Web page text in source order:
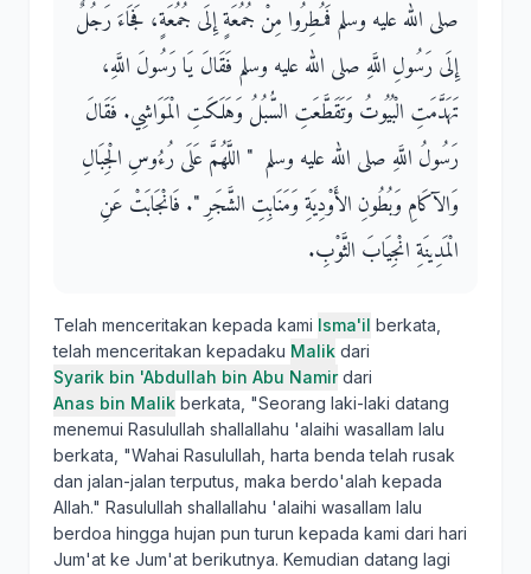
صلى الله عليه وسلم فَمُطِرُوا مِنْ جُمُعَةٍ إِلَى جُمُعَةٍ، فَجَاءَ رَجُلٌ
إِلَى رَسُولِ اللَّهِ صلى الله عليه وسلم فَقَالَ يَا رَسُولَ اللَّهِ،
تَهَدَّمَتِ الْبُيُوتُ وَتَقَطَّعَتِ السُّبُلُ وَهَلَكَتِ الْمَوَاشِي‏.‏ فَقَالَ
رَسُولُ اللَّهِ صلى الله عليه وسلم ‏ "‏ اللَّهُمَّ عَلَى رُءُوسِ الْجِبَالِ
وَالآكَامِ وَبُطُونِ الأَوْدِيَةِ وَمَنَابِتِ الشَّجَرِ ‏"‏‏.‏ فَانْجَابَتْ عَنِ
الْمَدِينَةِ انْجِيَابَ الثَّوْبِ‏.‏
Telah menceritakan kepada kami Isma'il berkata,
telah menceritakan kepadaku Malik dari
Syarik bin 'Abdullah bin Abu Namirdari
Anas bin Malik berkata, "Seorang laki-laki datang
menemui Rasulullah shallallahu 'alaihi wasallam lalu
berkata, "Wahai Rasulullah, harta benda telah rusak
dan jalan-jalan terputus, maka berdo'alah kepada
Allah." Rasulullah shallallahu 'alaihi wasallam lalu
berdoa hingga hujan pun turun kepada kami dari hari
Jum'at ke Jum'at berikutnya. Kemudian datang lagi